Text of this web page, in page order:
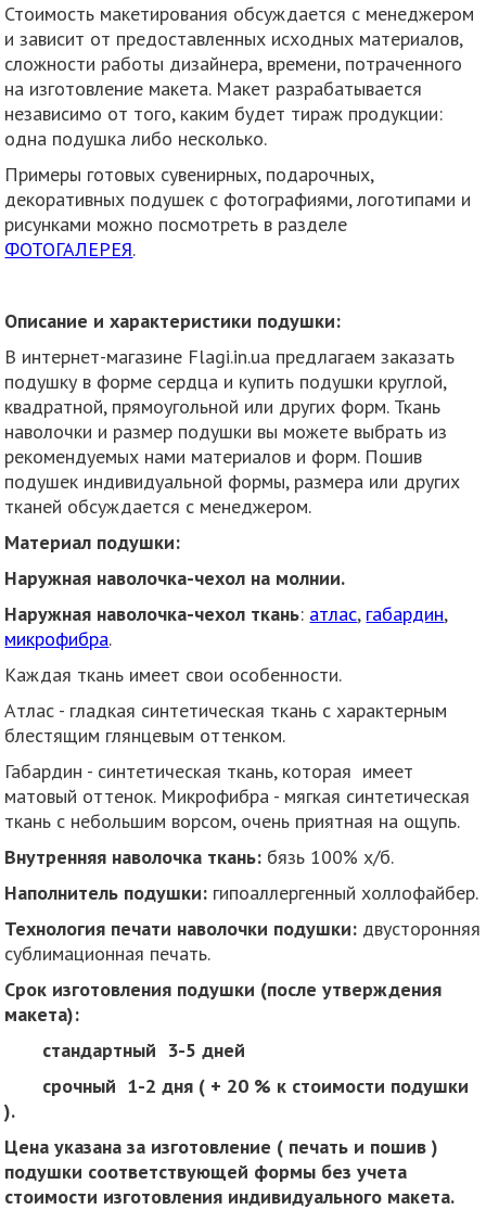
Стоимость макетирования обсуждается с менеджером
и зависит от предоставленных исходных материалов,
сложности работы дизайнера, времени, потраченного
на изготовление макета. Макет разрабатывается
независимо от того, каким будет тираж продукции:
одна подушка либо несколько.
Примеры готовых сувенирных, подарочных,
декоративных подушек с фотографиями, логотипами и
рисунками можно посмотреть в разделе
ФОТОГАЛЕРЕЯ.
Описание и характеристики подушки:
В интернет-магазине Flagi.in.ua предлагаем заказать
подушку в форме сердца и купить подушки круглой,
квадратной, прямоугольной или других форм. Ткань
наволочки и размер подушки вы можете выбрать из
рекомендуемых нами материалов и форм. Пошив
подушек индивидуальной формы, размера или других
тканей обсуждается с менеджером.
Материал подушки:
Наружная наволочка-чехол на молнии.
Наружная наволочка-чехол ткань: атлас, габардин,
микрофибра.
Каждая ткань имеет свои особенности.
Атлас - гладкая синтетическая ткань с характерным
блестящим глянцевым оттенком.
Габардин - синтетическая ткань, которая имеет
матовый оттенок. Микрофибра - мягкая синтетическая
ткань с небольшим ворсом, очень приятная на ощупь.
Внутренняя наволочка ткань: бязь 100% х/б.
Наполнитель подушки: гипоаллергенный холлофайбер.
Технология печати наволочки подушки: двусторонняя
сублимационная печать.
Срок изготовления подушки (после утверждения
макета):
стандартный 3-5 дней
срочный 1-2 дня ( + 20 % к стоимости подушки
).
Цена указана за изготовление ( печать и пошив )
подушки соответствующей формы без учета
стоимости изготовления индивидуального макета.